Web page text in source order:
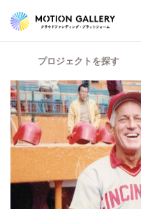
プロジェクトを探す